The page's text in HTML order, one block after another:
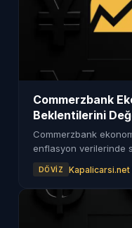
Commerzbank
Beklentilerini
Commerzbank
enflasyon verilerinde
ifade etti.
DÖVIZ Kapalicarsi.net